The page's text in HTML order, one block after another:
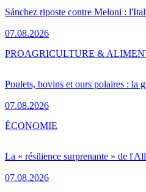
Sánchez riposte contre Meloni :
07.08.2026
Poulets, bovins et ours polaires : la
07.08.2026
PROAGRICULTURE &
La « résilience surprenante » de
07.08.2026
ÉCONOMIE